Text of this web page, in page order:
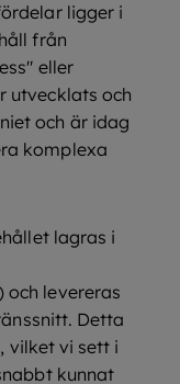
ligger i
från
eller
utvecklats och
och är idag
komplexa
lagras i
och levereras
Detta
vilket vi sett i
kunnat